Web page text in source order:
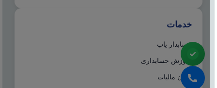
خدمات
حسابدار یاب
آموزش حسابداری
ایران مالیات